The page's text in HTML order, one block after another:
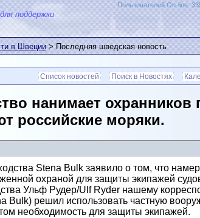
поддержки
Пользователей On-line:
в Швеции> Последняя шведская новость
Список новостей Поиск в Новостях
нанимает охранников
российские моряки.
Stena Bulk заявило о том, что
охраной для защиты экипажей
Ульф Рудер/Ulf Ryder нашему
Bulk) решил использовать частную
необходимость для защиты экипажей.